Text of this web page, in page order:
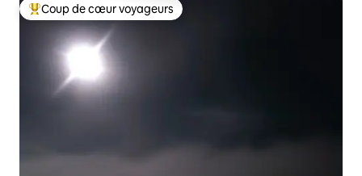
Coups de cœur voyageurs les plus appréciés
Coup de cœur voyageurs